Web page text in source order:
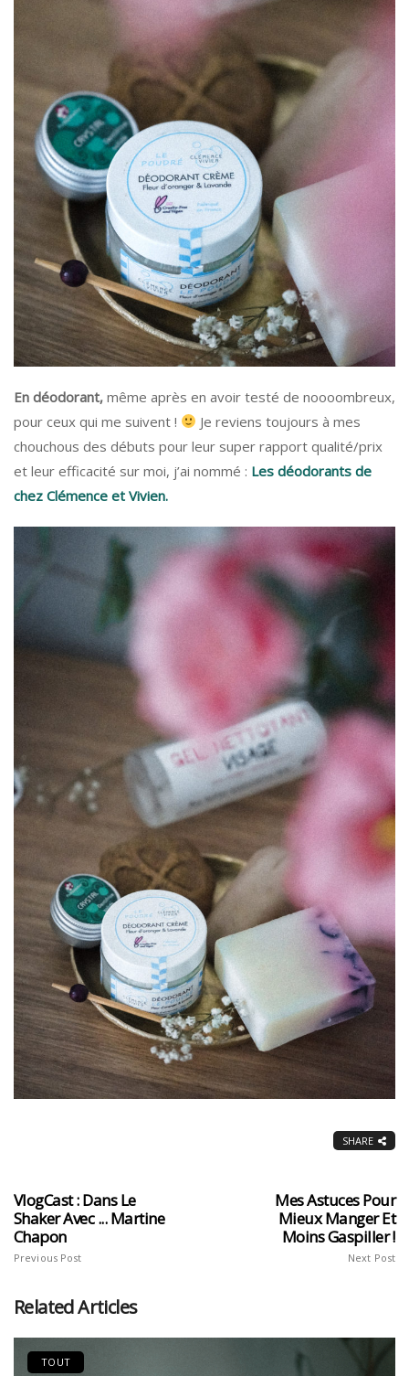
En déodorant, même après en avoir testé de noooombreux,
pour ceux qui me suivent !
Je reviens toujours à mes
chouchous des débuts pour leur super rapport qualité/prix
et leur efficacité sur moi, j’ai nommé : Les déodorants de
chez Clémence et Vivien.
SHARE
VlogCast : Dans Le
Shaker Avec ... Martine
Chapon
Previous Post
Mes Astuces Pour
Mieux Manger Et
Moins Gaspiller !
Next Post
Related Articles
TOUT